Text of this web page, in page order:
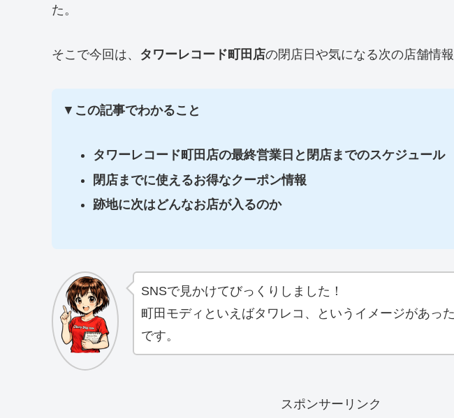
た。
そこで今回は、 タワーレコード町田店の閉店日や気になる次の店舗情
▼ この記事でわかること
タワーレコード町田店の最終営業日と閉店までのスケジュール
閉店までに使えるお得なクーポン情報
跡地に次はどんなお店が入るのか
SNSで見かけてびっくりしました！
町田モディといえばタワレコ、というイメージがあっ
です。
スポンサーリンク